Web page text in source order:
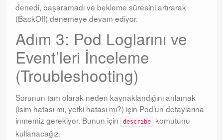
denedi, başaramadı ve bekleme süresini artırarak
(BackOff) denemeye devam ediyor.
Adım 3: Pod Loglarını ve
Event’leri İnceleme
(Troubleshooting)
Sorunun tam olarak neden kaynaklandığını anlamak
(isim hatası mı, yetki hatası mı?) için Pod’un detaylarına
inmemiz gerekiyor. Bunun için
describe
komutunu
kullanacağız.